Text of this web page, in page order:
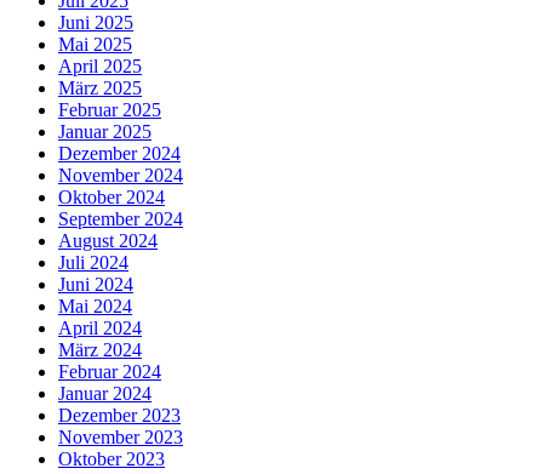
Juni 2025
Mai 2025
April 2025
März 2025
Februar 2025
Januar 2025
Dezember 2024
November 2024
Oktober 2024
September 2024
August 2024
Juli 2024
Juni 2024
Mai 2024
April 2024
März 2024
Februar 2024
Januar 2024
Dezember 2023
November 2023
Oktober 2023